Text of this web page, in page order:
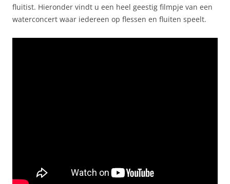
fluitist. Hieronder vindt u een heel geestig filmpje van een
waterconcert waar iedereen op flessen en fluiten speelt.